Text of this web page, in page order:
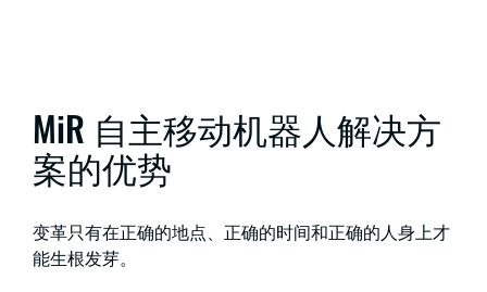
MiR 自主移动机器人解决方
案的优势
变革只有在正确的地点、正确的时间和正确的人身上才
能生根发芽。